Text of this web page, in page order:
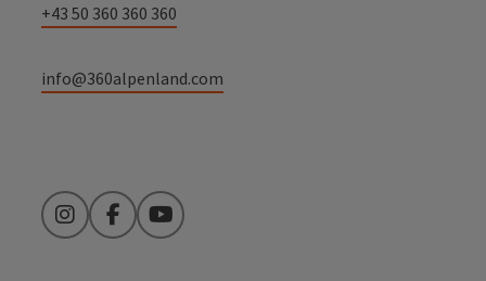
+43 50 360 360 360
info@360alpenland.com
InstagramFacebookYouTube